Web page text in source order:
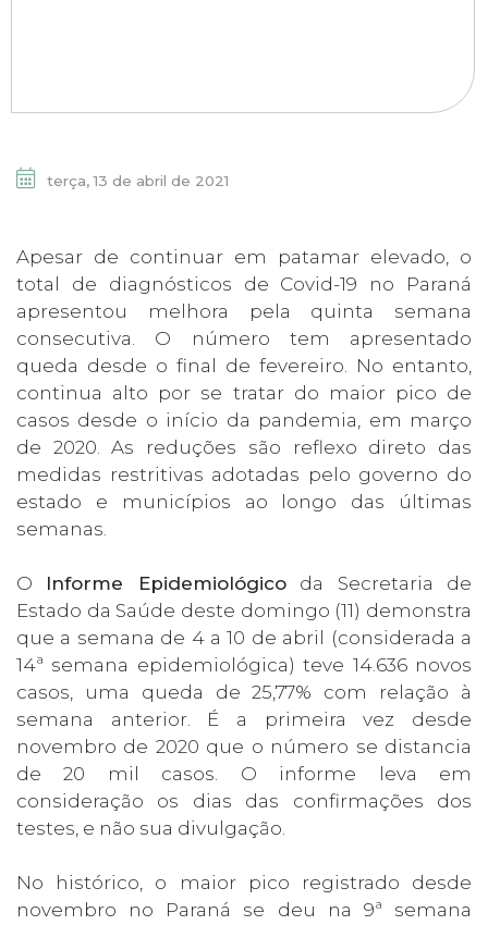
terça, 13 de abril de 2021
Apesar de continuar em patamar elevado, o
total de diagnósticos de Covid-19 no Paraná
apresentou melhora pela quinta semana
consecutiva. O número tem apresentado
queda desde o final de fevereiro. No entanto,
continua alto por se tratar do maior pico de
casos desde o início da pandemia, em março
de 2020. As reduções são reflexo direto das
medidas restritivas adotadas pelo governo do
estado e municípios ao longo das últimas
semanas.
O Informe Epidemiológicoda Secretaria de
Estado da Saúde deste domingo (11) demonstra
que a semana de 4 a 10 de abril (considerada a
14ª semana epidemiológica) teve 14.636 novos
casos, uma queda de 25,77% com relação à
semana anterior. É a primeira vez desde
novembro de 2020 que o número se distancia
de 20 mil casos. O informe leva em
consideração os dias das confirmações dos
testes, e não sua divulgação.
No histórico, o maior pico registrado desde
novembro no Paraná se deu na 9ª semana